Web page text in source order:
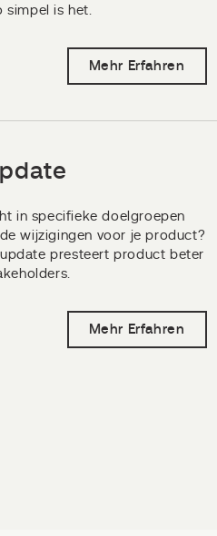
simpel is het.
Mehr Erfahren
in specifieke doelgroepen
wijzigingen voor je product?
presteert product beter
Mehr Erfahren